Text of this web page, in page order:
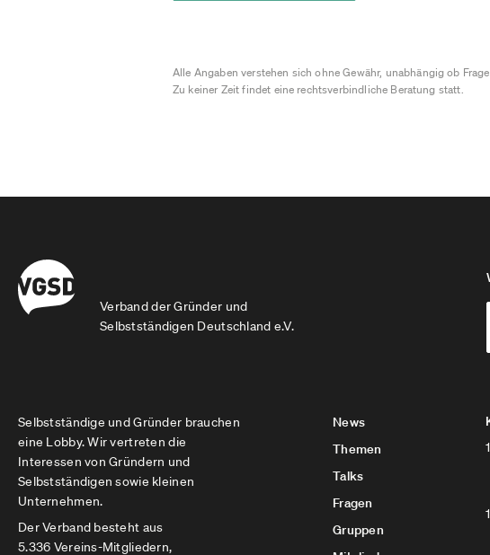
Alle Angaben verstehen sich ohne Gewähr, unabhängig ob
Zu keiner Zeit findet eine rechtsverbindliche Beratung statt.
Verband der Gründer und
Selbstständigen Deutschland e.V.
Selbstständige und Gründer brauchen
eine Lobby. Wir vertreten die
Interessen von Gründern und
Selbstständigen sowie kleinen
Unternehmen.
Der Verband besteht aus
5.336 Vereins-Mitgliedern,
News
Themen
Talks
Fragen
Gruppen